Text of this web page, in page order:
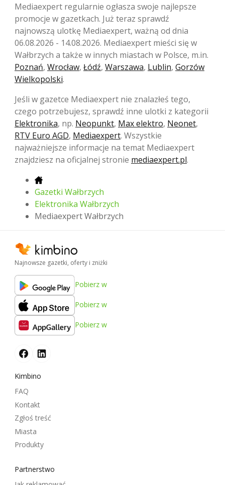
Mediaexpert regularnie ogłasza swoje najlepsze
promocje w gazetkach. Już teraz sprawdź
najnowszą ulotkę Mediaexpert, ważną od dnia
06.08.2026 - 14.08.2026. Mediaexpert mieści się w
Wałbrzych a także w innych miastach w Polsce, m.in.
Poznań, Wrocław, Łódź, Warszawa, Lublin, Gorzów
Wielkopolski.
Jeśli w gazetce Mediaexpert nie znalazłeś tego,
czego potrzebujesz, sprawdź inne ulotki z kategorii
Elektronika, np. Neopunkt, Max elektro, Neonet,
RTV Euro AGD, Mediaexpert. Wszystkie
najważniejsze informacje na temat Mediaexpert
znajdziesz na oficjalnej stronie mediaexpert.pl.
Gazetki Wałbrzych
Elektronika Wałbrzych
Mediaexpert Wałbrzych
Najnowsze gazetki, oferty i zniżki
Pobierz w
Pobierz w
Pobierz w
Kimbino
FAQ
Kontakt
Zgłoś treść
Miasta
Produkty
Partnerstwo